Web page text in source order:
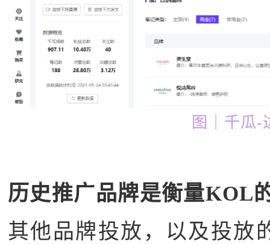
图｜千瓜-
历史推广品牌是衡量KOL
其他品牌投放，以及投放